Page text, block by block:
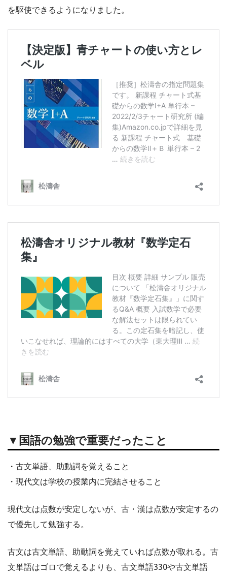
を駆使できるようになりました。
▼国語の勉強で重要だったこと
・古文単語、助動詞を覚えること
・現代文は学校の授業内に完結させること
現代文は点数が安定しないが、古・漢は点数が安定するの
で優先して勉強する。
古文は古文単語、助動詞を覚えていれば点数が取れる。古
文単語はゴロで覚えるよりも、古文単語330や古文単語